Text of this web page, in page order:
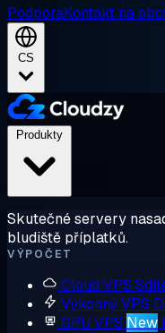
PodporaKontakt na
CS
Skutečné servery
bludiště příplatků.
VÝPOČET
Cloud VPS
Výkonný VPS
GPU VPS New